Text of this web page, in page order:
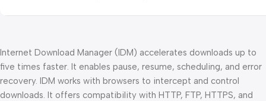
Internet Download Manager (IDM) accelerates downloads up to
five times faster. It enables pause, resume, scheduling, and error
recovery. IDM works with browsers to intercept and control
downloads. It offers compatibility with HTTP, FTP, HTTPS, and